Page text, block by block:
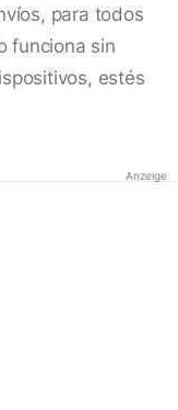
para todos
funciona sin
estés
Anzeige